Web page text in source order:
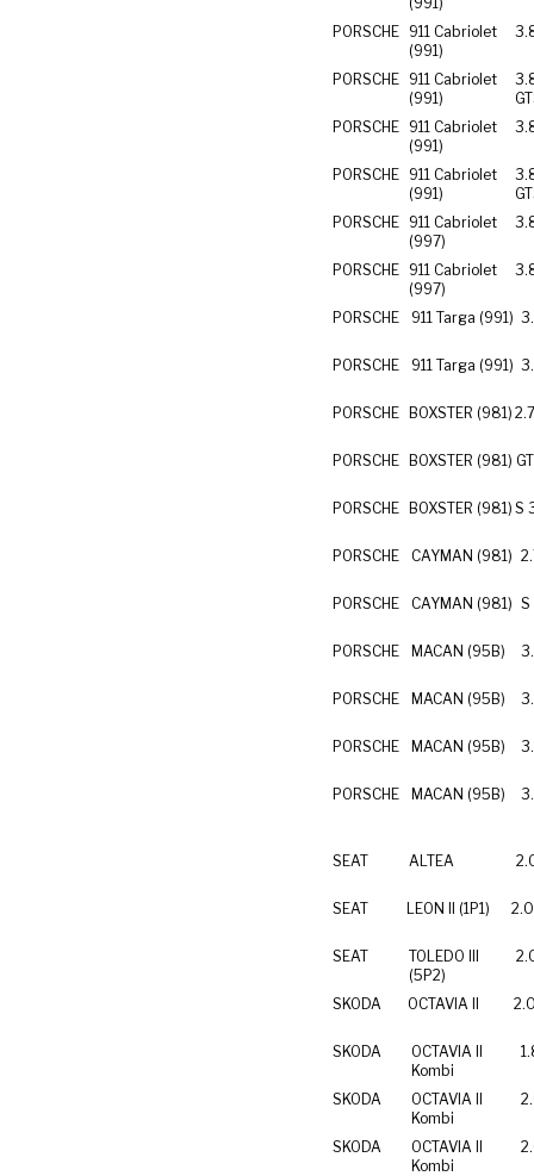
PORSCHE 911 Cabriolet
(991)
PORSCHE 911 Cabriolet
(991)
PORSCHE 911 Cabriolet
(991)
PORSCHE 911 Cabriolet
(991)
PORSCHE 911 Cabriolet
(997)
PORSCHE 911 Cabriolet
(997)
PORSCHE 911 Targa (991)
PORSCHE 911 Targa (991)
PORSCHE BOXSTER (981)
PORSCHE BOXSTER (981)
PORSCHE BOXSTER (981) S
PORSCHE CAYMAN (981)
PORSCHE CAYMAN (981) S
PORSCHE MACAN (95B)
PORSCHE MACAN (95B)
PORSCHE MACAN (95B)
PORSCHE MACAN (95B)
SEAT ALTEA
SEAT LEON II (1P1)
SEAT
TOLEDO III
(5P2)
SKODA OCTAVIA II
SKODA
OCTAVIA II
Kombi
SKODA
OCTAVIA II
Kombi
SKODA
OCTAVIA II
Kombi